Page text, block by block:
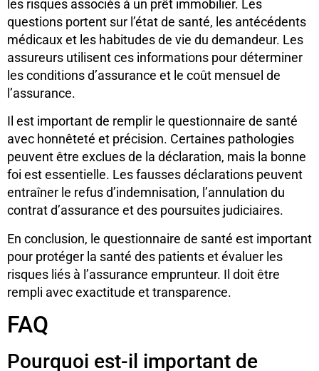
les risques associés à un prêt immobilier. Les
questions portent sur l’état de santé, les antécédents
médicaux et les habitudes de vie du demandeur. Les
assureurs utilisent ces informations pour déterminer
les conditions d’assurance et le coût mensuel de
l’assurance.
Il est important de remplir le questionnaire de santé
avec honnêteté et précision. Certaines pathologies
peuvent être exclues de la déclaration, mais la bonne
foi est essentielle. Les fausses déclarations peuvent
entraîner le refus d’indemnisation, l’annulation du
contrat d’assurance et des poursuites judiciaires.
En conclusion, le questionnaire de santé est important
pour protéger la santé des patients et évaluer les
risques liés à l’assurance emprunteur. Il doit être
rempli avec exactitude et transparence.
FAQ
Pourquoi est-il important de